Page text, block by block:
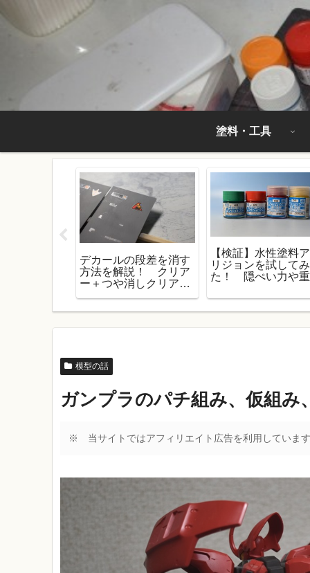
塗料・工具
デカールの段差を消す
方法を解説！ クリア
ー＋つや消しクリアー
【検証】水性塗料
リジョンを試してみ
た！ 隠ぺい力や
の？
模型の話
ガンプラのパチ組み、仮組
※ 当サイトではアフィリエイト広告を利用していま